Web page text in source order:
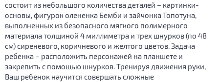
состоит из небольшого количества деталей – картинки-
основы, фигурок олененка Бемби и зайчонка Топотуна,
выполненных из безопасного мягкого полимерного
материала толщиной 4 миллиметра и трех шнурков (по 48
см) сиреневого, коричневого и желтого цветов. Задача
ребенка – расположить персонажей на планшете и
закрепить с помощью шнурков. Тренируя движения руки,
Ваш ребенок научится совершать сложные